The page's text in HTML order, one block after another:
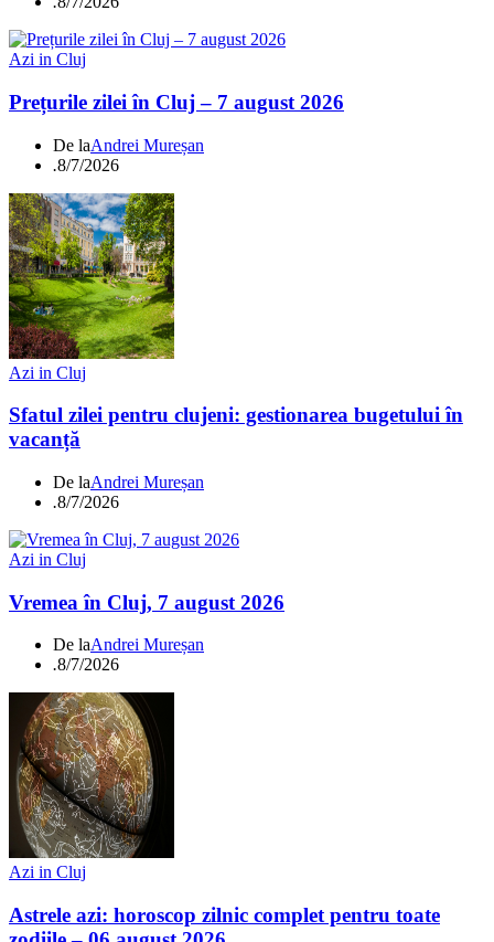
Azi in Cluj
Prețurile zilei în Cluj – 7 august 2026
De laAndrei Mureșan
.8/7/2026
Azi in Cluj
Sfatul zilei pentru clujeni: gestionarea bugetului în
vacanță
De laAndrei Mureșan
.8/7/2026
Azi in Cluj
Vremea în Cluj, 7 august 2026
De laAndrei Mureșan
.8/7/2026
Azi in Cluj
Astrele azi: horoscop zilnic complet pentru toate